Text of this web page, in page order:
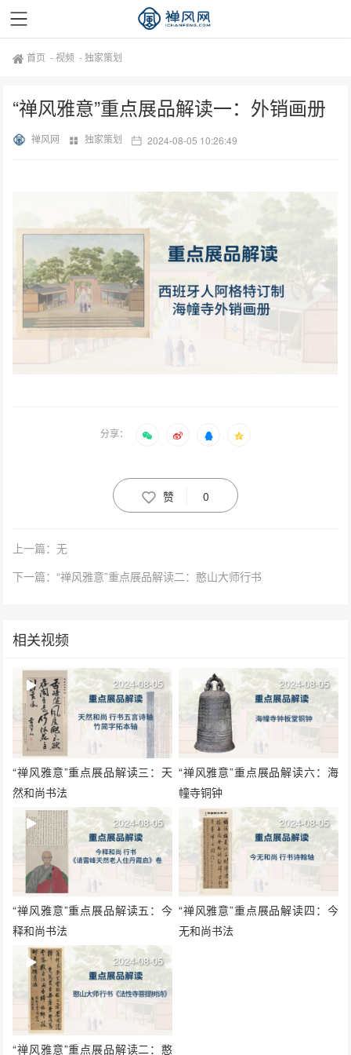
首页 -视频 -独家策划
“禅风雅意”重点展品解读一：外销画册
禅风网 独家策划 2024-08-05 10:26:49
分享：
赞 0
上一篇：无
下一篇：“禅风雅意”重点展品解读二：憨山大师行书
相关视频
“禅风雅意”重点展品解读三：天
然和尚书法
2024-08-05
“禅风雅意”重点展品解读六：海
幢寺铜钟
2024-08-05
“禅风雅意”重点展品解读五：今
释和尚书法
2024-08-05
“禅风雅意”重点展品解读四：今
无和尚书法
2024-08-05
“禅风雅意”重点展品解读二：憨
2024-08-05